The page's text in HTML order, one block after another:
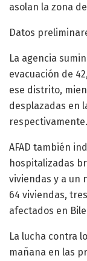
asolan la zona
Datos
La agencia
evacuación de
ese distrito,
desplazadas en
respectivamente.
AFAD también
hospitalizadas
viviendas y a un
64 viviendas,
afectados en
La lucha contra
mañana en las